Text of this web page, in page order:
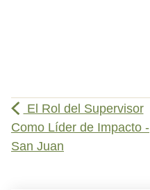
El Rol del Supervisor
Como Líder de Impacto -
San Juan